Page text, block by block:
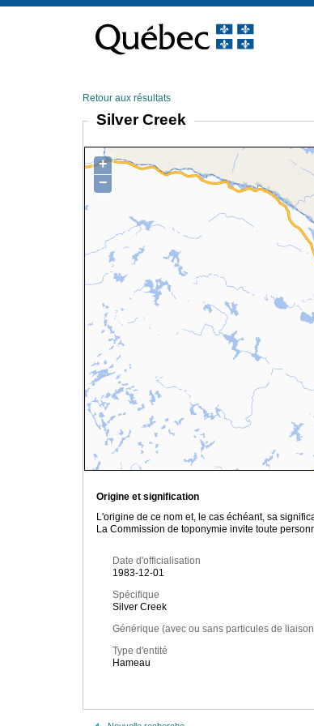
contenu
Retour aux résultats
Silver Creek
+
−
Origine et signification
L'origine de ce nom et, le cas échéant, sa
La Commission de toponymie invite toute
Date d'officialisation
1983-12-01
Spécifique
Silver Creek
Générique (avec ou sans particules de
Type d'entité
Hameau